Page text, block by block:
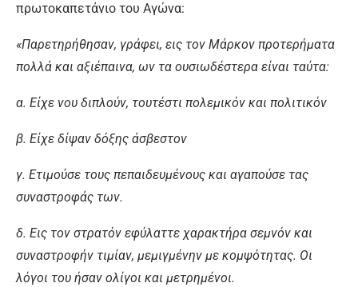
πρωτοκαπετάνιο του Αγώνα:
«Παρετηρήθησαν, γράφει, εις τον Μάρκον προτερήματα
πολλά και αξιέπαινα, ων τα ουσιωδέστερα είναι ταύτα:
α. Είχε νου διπλούν, τουτέστι πολεμικόν και πολιτικόν
β. Είχε δίψαν δόξης άσβεστον
γ. Ετιμούσε τους πεπαιδευμένους και αγαπούσε τας
συναστροφάς των.
δ. Εις τον στρατόν εφύλαττε χαρακτήρα σεμνόν και
συναστροφήν τιμίαν, μεμιγμένην με κομψότητας. Οι
λόγοι του ήσαν ολίγοι και μετρημένοι.